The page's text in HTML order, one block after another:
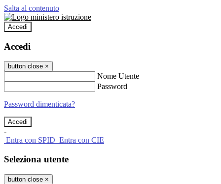
Salta al contenuto
Accedi
Accedi
button close ×
Nome Utente
Password
Password dimenticata?
-
Entra con SPID Entra con CIE
Seleziona utente
button close ×